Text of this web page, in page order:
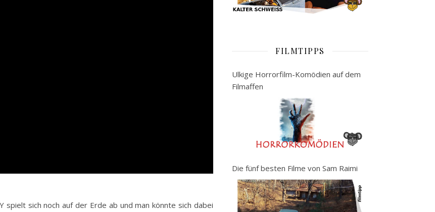
spielt sich noch auf der Erde ab und man könnte sich dabei
FILMTIPPS
Ulkige Horrorfilm-Komödien auf dem
Filmaffen
Die fünf besten Filme von Sam Raimi